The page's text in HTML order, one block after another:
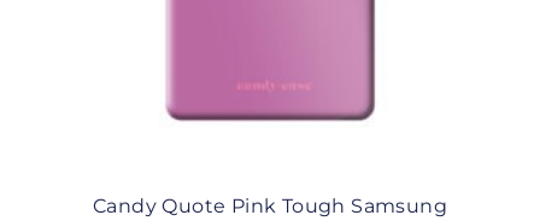
Candy Quote Pink Tough Samsung